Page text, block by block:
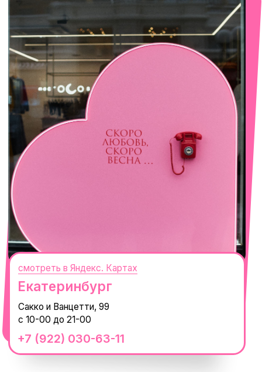
Сочи
Село Эстосадок, ТРЦ Горки Молл,
Горная Карусель, 3
+7 (919) 374-04-04
с 10-00 до 22-00
смотреть в Яндекс. Картах